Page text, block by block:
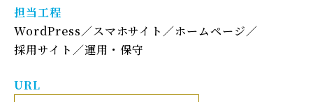
担当工程
WordPress
スマホサイト
ホームページ
採用サイト
運用・保守
URL